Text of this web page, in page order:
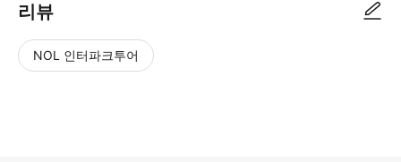
리뷰
NOL 인터파크투어